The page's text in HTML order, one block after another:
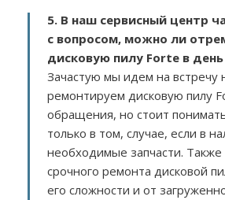
5. В наш сервисный центр
с вопросом, можно ли
дисковую пилу Forte в
Зачастую мы идем на встречу
ремонтируем дисковую пилу
обращения, но стоит
только в том, случае, если в
необходимые запчасти.
срочного ремонта дисковой
его сложности и от